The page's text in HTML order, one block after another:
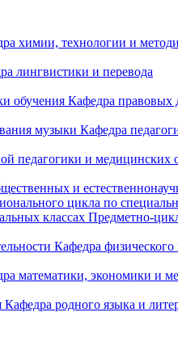
химии, технологии и
лингвистики и перевода
обучения Кафедра правовых
музыки Кафедра
педагогики и медицинских
и
цикла по
классах Предметно-
Кафедра
математики, экономики и
Кафедра родного языка и